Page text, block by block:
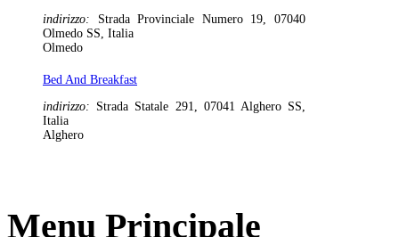
indirizzo: Strada Provinciale Numero 19, 07040
Olmedo SS, Italia
Olmedo
Bed And Breakfast
indirizzo: Strada Statale 291, 07041 Alghero SS,
Italia
Alghero
Menu Principale